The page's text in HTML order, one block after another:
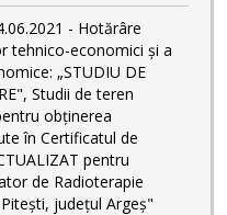
- Hotărâre
tehnico-economici și a
„STUDIU DE
Studii de teren
obținerea
în Certificatul de
pentru
de Radioterapie
județul Argeș"